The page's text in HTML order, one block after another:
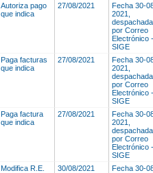
Autoriza pago
que indica
27/08/2021
Fecha 30-
2021,
despachada
por Correo
Electrónico -
SIGE
Paga facturas
que indica
27/08/2021
Fecha 30-
2021,
despachada
por Correo
Electrónico -
SIGE
Paga factura
que indica
27/08/2021
Fecha 30-
2021,
despachada
por Correo
Electrónico -
SIGE
Modifica R.E.
30/08/2021
Fecha 30-